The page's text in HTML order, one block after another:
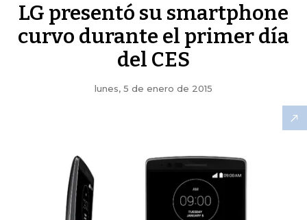
LG presentó su smartphone
curvo durante el primer día
del CES
lunes, 5 de enero de 2015